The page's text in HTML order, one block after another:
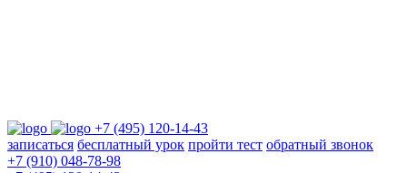
+7 (495) 120-14-43
записаться бесплатный урок пройти тест обратный звонок
+7 (910) 048-78-98